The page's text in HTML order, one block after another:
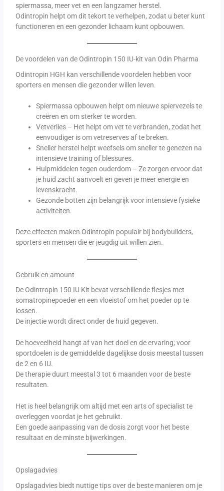
spiermassa, meer vet en een langzamer herstel.
Odintropin helpt om dit tekort te verhelpen, zodat u beter kunt
functioneren en een gezonder lichaam kunt opbouwen.
De voordelen van de Odintropin 150 IU-kit van Odin Pharma
Odintropin HGH kan verschillende voordelen hebben voor
sporters en mensen die gezonder willen leven.
Spiermassa opbouwen helpt om nieuwe spiervezels te
creëren en om sterker te worden.
Vetverlies – Het helpt om vet te verbranden, zodat het
eenvoudiger is om vetreserves af te breken.
Sneller herstel helpt weefsels om sneller te genezen na
intensieve training of blessures.
Hulpmiddelen tegen ouderdom – Ze zorgen ervoor dat
je huid zacht aanvoelt en geven je meer energie en
levenskracht.
Gezonde botten zijn belangrijk voor intensieve fysieke
activiteiten.
Deze effecten maken Odintropin populair bij bodybuilders,
sporters en mensen die er jeugdig uit willen zien.
Gebruik en amount
De Odintropin 150 IU Kit bevat verschillende flesjes met
somatropinepoeder en een vloeistof om het poeder op te
lossen.
De injectie wordt direct onder de huid gegeven.
De hoeveelheid hangt af van het doel en de ervaring; voor
sportdoelen is de gemiddelde dagelijkse dosis meestal tussen
de 2 en 6 IU.
De therapie duurt meestal 3 tot 6 maanden voor de beste
resultaten.
Het is heel belangrijk om altijd met een arts of specialist te
overleggen voordat je het gebruikt.
Een goede aanpassing van de dosis zorgt voor het beste
resultaat en de minste bijwerkingen.
Opslagadvies
Opslagadvies biedt nuttige tips over de beste manieren om je